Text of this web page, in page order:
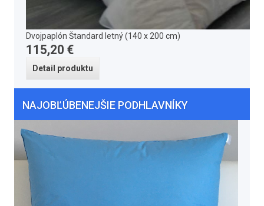
Dvojpaplón Štandard letný (140 x 200 cm)
115,20 €
Detail produktu
NAJOBĽÚBENEJŠIE PODHLAVNÍKY